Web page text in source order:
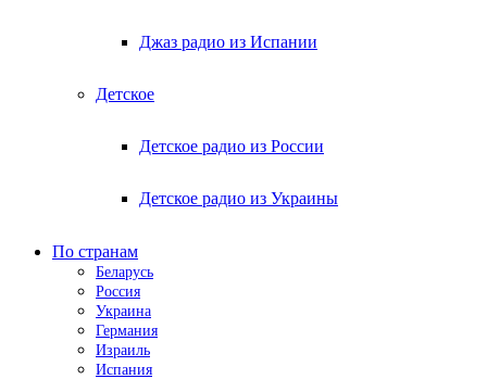
Джаз радио из Испании
Детское
Детское радио из России
Детское радио из Украины
По странам
Беларусь
Россия
Украина
Германия
Израиль
Испания